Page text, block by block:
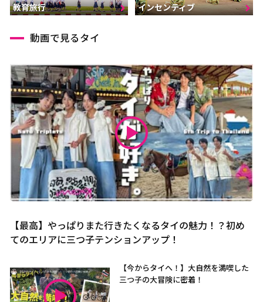
教育旅行 インセンティブ
動画で見るタイ
【最高】やっぱりまた行きたくなるタイの魅力！？初め
てのエリアに三つ子テンションアップ！
【今からタイへ！】大自然を満喫した
三つ子の大冒険に密着！